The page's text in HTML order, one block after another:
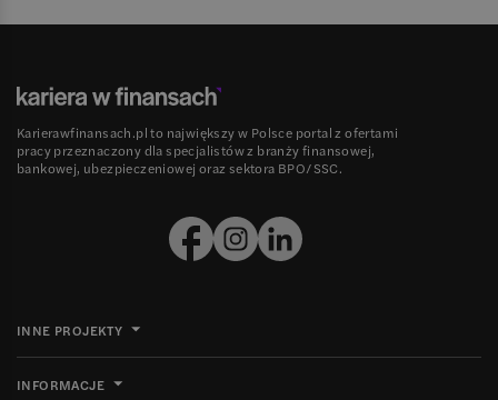
Karierawfinansach.pl to największy w Polsce portal z ofertami
pracy przeznaczony dla specjalistów z branży finansowej,
bankowej, ubezpieczeniowej oraz sektora BPO/SSC.
INNE PROJEKTY
INFORMACJE